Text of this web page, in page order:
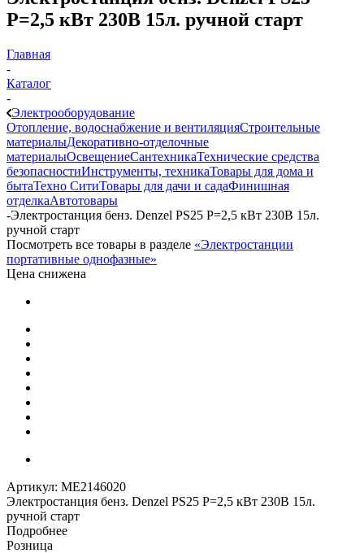
P=2,5 кВт 230В 15л. ручной старт
Главная
-
Каталог
-
Электрооборудование
Отопление, водоснабжение и вентиляцияСтроительные
материалыДекоративно-отделочные
материалыОсвещениеСантехникаТехнические средства
безопасностиИнструменты, техникаТовары для дома и
бытаТехно СитиТовары для дачи и садаФинишная
отделкаАвтотовары
-Электростанция бенз. Denzel PS25 P=2,5 кВт 230В 15л.
ручной старт
Посмотреть все товары в разделе «Электростанции
портативные однофазные»
Цена снижена
Артикул: МЕ2146020
Электростанция бенз. Denzel PS25 P=2,5 кВт 230В 15л.
ручной старт
Подробнее
Розница